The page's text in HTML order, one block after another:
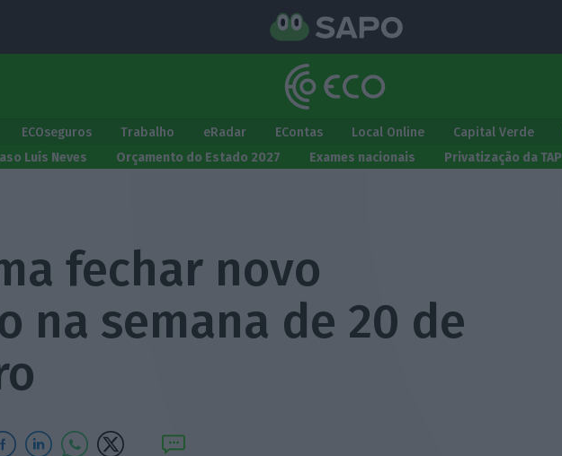
ECOseguros Trabalho eRadar EContas Local Online Capital Verde
Luís Neves
Orçamento do Estado 2027 Exames nacionais Privatização da TAP
fechar novo
na semana de 20 de